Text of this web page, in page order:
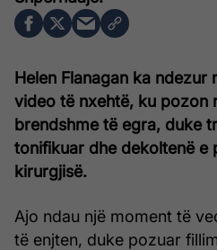
Helen Flanagan ka ndezur
video të nxehtë, ku pozon
brendshme të egra, duke
tonifikuar dhe dekoltenë e
kirurgjisë.
Ajo ndau një moment të
të enjten, duke pozuar